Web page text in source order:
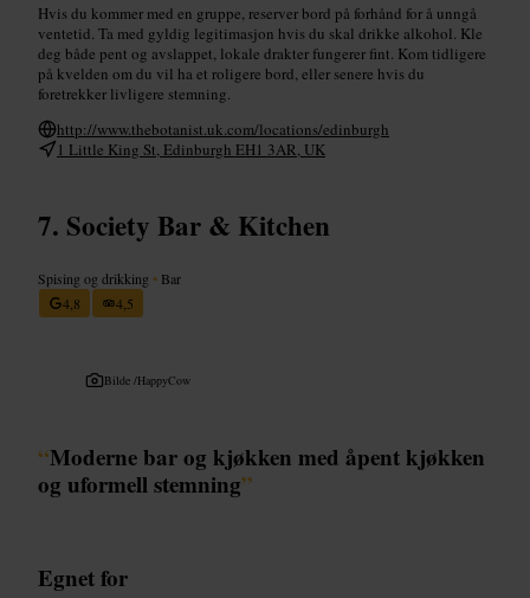
Hvis du kommer med en gruppe, reserver bord på forhånd for å unngå
ventetid. Ta med gyldig legitimasjon hvis du skal drikke alkohol. Kle
deg både pent og avslappet, lokale drakter fungerer fint. Kom tidligere
på kvelden om du vil ha et roligere bord, eller senere hvis du
foretrekker livligere stemning.
http://www.thebotanist.uk.com/locations/edinburgh
1 Little King St, Edinburgh EH1 3AR, UK
Society Bar & Kitchen
Spising og drikking • Bar
4,8
4,5
Bilde /HappyCow
“Moderne bar og kjøkken med åpent kjøkken
og uformell stemning”
Egnet for